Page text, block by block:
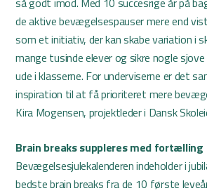
de aktive bevægelsespauser mere end
som et initiativ, der kan skabe variation i
mange tusinde elever og sikre nogle
ude i klasserne. For underviserne er det
inspiration til at få prioriteret mere
Kira Mogensen, projektleder i Dansk
Brain breaks suppleres med fortælling
Bevægelsesjulekalenderen indeholder i
bedste brain breaks fra de 10 første